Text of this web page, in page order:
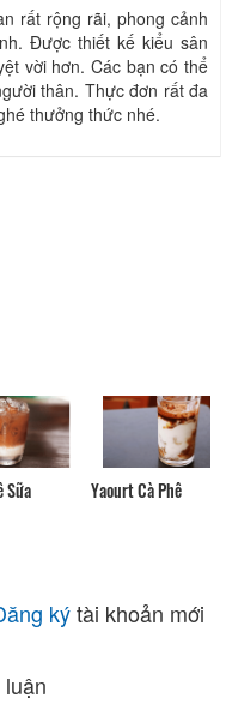
rất rộng rãi, phong cảnh
Được thiết kế kiểu sân
vời hơn. Các bạn có thể
thân. Thực đơn rất đa
thưởng thức nhé.
Sữa Yaourt Cà Phê
kýtài khoản mới